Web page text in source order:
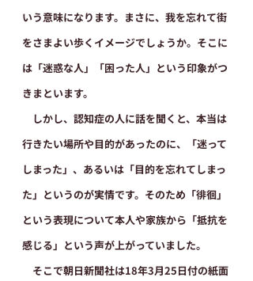
いう意味になります。まさに、我を忘れて街
をさまよい歩くイメージでしょうか。そこに
は「迷惑な人」「困った人」という印象がつ
きまといます。
しかし、認知症の人に話を聞くと、本当は
行きたい場所や目的があったのに、「迷って
しまった」、あるいは「目的を忘れてしまっ
た」というのが実情です。そのため「徘徊」
という表現について本人や家族から「抵抗を
感じる」という声が上がっていました。
そこで朝日新聞社は18年3月25日付の紙面